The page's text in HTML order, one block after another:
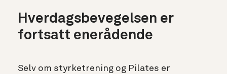
Hverdagsbevegelsen er
fortsatt enerådende
Selv om styrketrening og Pilates er